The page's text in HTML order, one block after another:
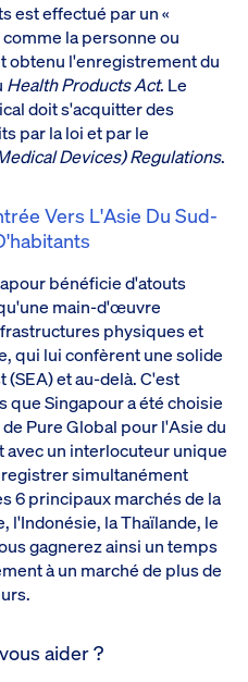
est effectué par un «
la personne ou
obtenu l'enregistrement du
Health Products Act. Le
doit s'acquitter des
par la loi et par le
Devices) Regulations.
Vers L'Asie Du Sud-
bénéficie d'atouts
main-d'œuvre
physiques et
qui lui confèrent une solide
et au-delà. C'est
Singapour a été choisie
Pure Global pour l'Asie du
avec un interlocuteur unique
simultanément
6 principaux marchés de la
l'Indonésie, la Thaïlande, le
gagnerez ainsi un temps
à un marché de plus de
aider ?